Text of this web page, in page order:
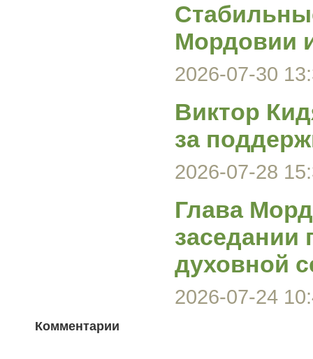
Мордовии
2026-07-30
Виктор
за
2026-07-28
Глава
заседании
духовной
2026-07-24
Комментарии